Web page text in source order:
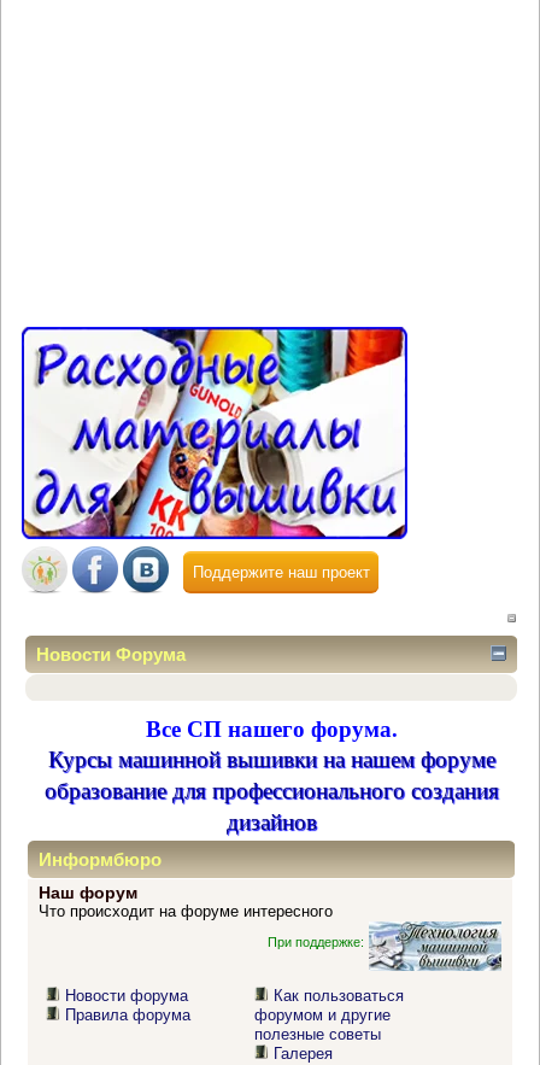
Поддержите наш проект
Новости Форума
Все СП нашего форума.
Курсы машинной вышивки на нашем форуме
образование для профессионального создания
дизайнов
Информбюро
Наш форум
Что происходит на форуме интересного
При поддержке:
Новости форума
Правила форума
Как пользоваться
форумом и другие
полезные советы
Галерея